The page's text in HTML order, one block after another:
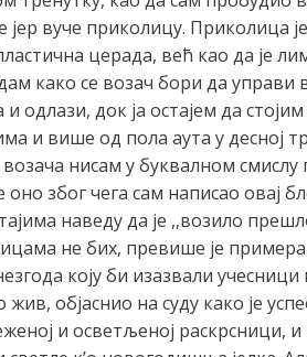
јер вуче приколицу. Приколица
церада, већ као да је
како се возач бори да
одлази, док ја остајем да
и више од пола аута у десној
нисам у буквалном смислу
оно због чега сам написао овај
наведу да је ,,возило
не бих, превише је
коју би изазвали
објаснио на суду како је
и осветљеној раскрсници,